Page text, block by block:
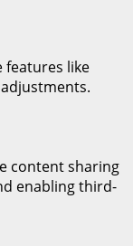
features like
content sharing
enabling third-